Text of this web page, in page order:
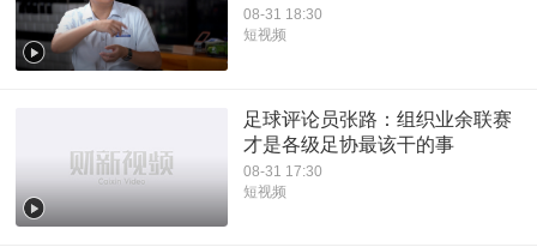
08-31 18:30
短视频
足球评论员张路：组织业余联赛
才是各级足协最该干的事
08-31 17:30
短视频